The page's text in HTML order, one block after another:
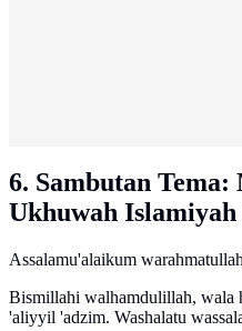
6. Sambutan Tema:
Ukhuwah
Assalamu'alaikum
Bismillahi walhamdulillah, wala
'aliyyil 'adzim. Washalatu